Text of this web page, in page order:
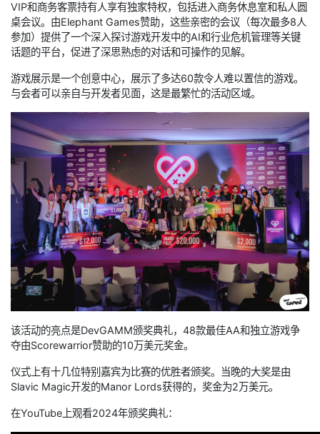
VIP和商务客票持有人享有独家特权，包括进入商务休息室和私人圆
桌会议。由Elephant Games赞助，这些亲密的会议（每次最多8人
参加）提供了一个深入探讨游戏开发中的AI和行业危机管理等关键
话题的平台，促进了深思熟虑的对话和可操作的见解。
游戏展示是一个创意中心，展示了多达60款令人难以置信的游戏。
与会者可以亲自与开发者见面，这是最繁忙的活动区域。
该活动的亮点是DevGAMM颁奖典礼，48款最佳AA和独立游戏争
夺由Scorewarrior赞助的10万美元奖金。
仪式上有十几位特别嘉宾为比赛的优胜者颁奖。当晚的大奖是由
Slavic Magic开发的Manor Lords获得的，奖金为2万美元。
在YouTube上观看2024年颁奖典礼：